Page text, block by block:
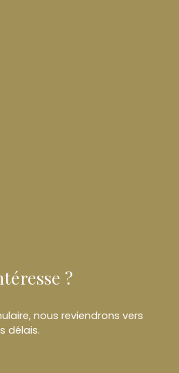
?
nous reviendrons vers
délais.